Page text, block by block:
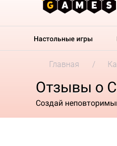
Настольные игры
Главная
Отзывы о
Создай